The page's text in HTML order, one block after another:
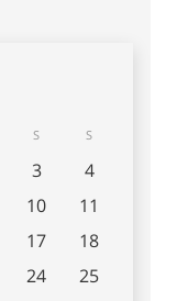
S S
3
4
10
11
17
18
24
25